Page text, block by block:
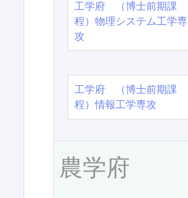
工学府 （博士前期課
程）物理システム工学専
攻
工学府 （博士前期課
程）情報工学専攻
農学府